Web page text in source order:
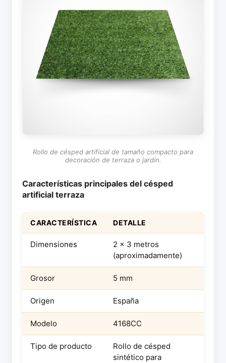
Rollo de césped artificial de tamaño compacto para
decoración de terraza o jardín.
Características principales del césped
artificial terraza
CARACTERÍSTICA DETALLE
Dimensiones
2 x 3 metros
(aproximadamente)
Grosor 5 mm
Origen España
Modelo 4168CC
Tipo de producto
Rollo de césped
sintético para